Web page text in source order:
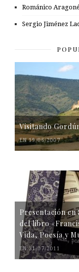
Románico
Sergio Jiménez
Visitando
EN 19/06/2007
Presentación
del libro
Vida, Poesía y
EN 31/07/2011